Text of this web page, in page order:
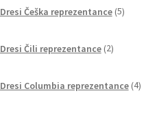
Dresi Češka reprezentance 5
Dresi Čili reprezentance 2izdelka
Dresi Columbia reprezentance 4